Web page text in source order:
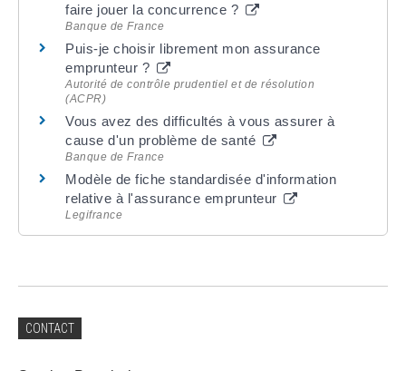
faire jouer la concurrence ?
Banque de France
Puis-je choisir librement mon assurance
emprunteur ?
Autorité de contrôle prudentiel et de résolution
(ACPR)
Vous avez des difficultés à vous assurer à
cause d'un problème de santé
Banque de France
Modèle de fiche standardisée d'information
relative à l'assurance emprunteur
Legifrance
CONTACT